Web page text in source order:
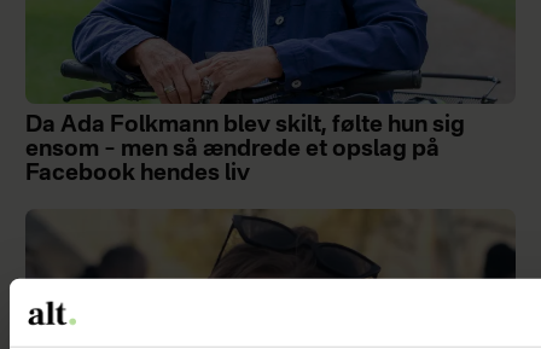
Da Ada Folkmann blev skilt, følte hun sig
ensom – men så ændrede et opslag på
Facebook hendes liv